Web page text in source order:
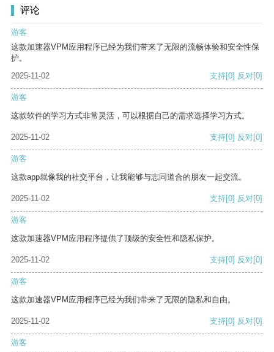
评论
游客
这款加速器VPM应用程序已经为我们带来了无限的流畅体验和安全性保
护。
2025-11-02
支持[0] 反对[0]
游客
这款软件的学习方式非常灵活，可以根据自己的需求选择学习方式。
2025-11-02 支持[0] 反对[0]
游客
这款app就像我的社交平台，让我能够与志同道合的朋友一起交流。
2025-11-02 支持[0] 反对[0]
游客
这款加速器VPM应用程序提供了顶级的安全性和隐私保护。
2025-11-02 支持[0] 反对[0]
游客
这款加速器VPM应用程序已经为我们带来了无限的隐私和自由。
2025-11-02 支持[0] 反对[0]
游客